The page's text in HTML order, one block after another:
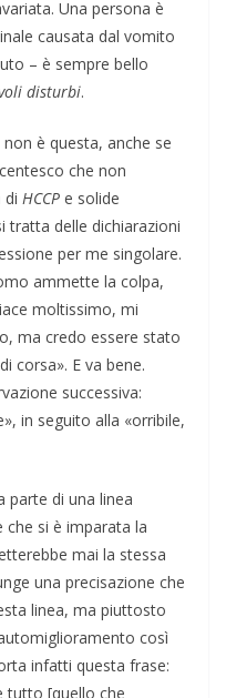
Una persona è
causata dal vomito
– è sempre bello
disturbi.
è questa, anche se
che non
di HCCP e solide
tratta delle dichiarazioni
per me singolare.
ammette la colpa,
moltissimo, mi
ma credo essere stato
corsa». E va bene.
successiva:
in seguito alla «orribile,
parte di una linea
che si è imparata la
mai la stessa
una precisazione che
linea, ma piuttosto
così
infatti questa frase:
tutto [quello che